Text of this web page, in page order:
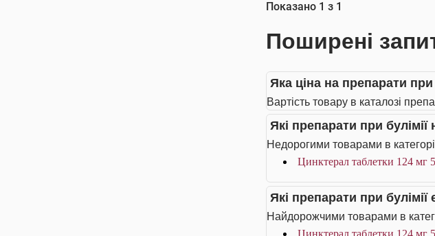
Показано 1 з 1
Поширені
Яка ціна на препарати при
Вартість товару в каталозі
Які препарати при
Недорогими товарами в
Цинктерал таблетки 124 мг
Які препарати при
Найдорожчими товарами в
Цинктерал таблетки 124 мг